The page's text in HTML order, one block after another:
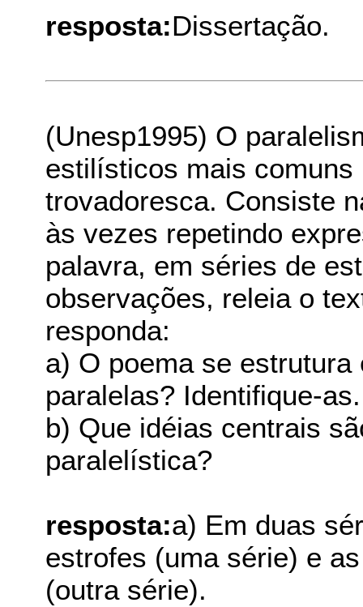
resposta:Dissertação.
(Unesp1995) O
estilísticos mais
trovadoresca. Consiste
às vezes repetindo
palavra, em séries de
observações, releia o
responda:
a) O poema se
paralelas? Identifique-as.
b) Que idéias centrais
paralelística?
resposta:a) Em duas
estrofes (uma série) e
(outra série).